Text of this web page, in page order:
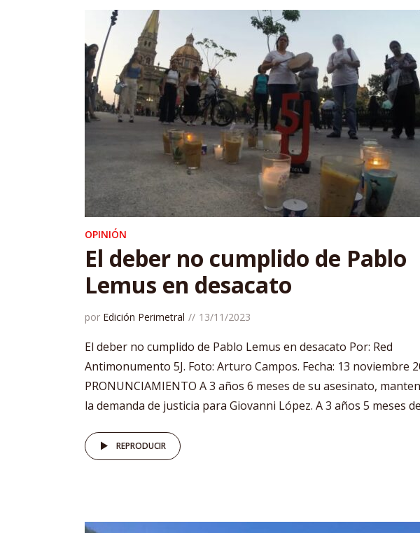
OPINIÓN
El deber no cumplido de Pablo
Lemus en desacato
por Edición Perimetral 13/11/2023
El deber no cumplido de Pablo Lemus en desacato Por: Red
Antimonumento 5J. Foto: Arturo Campos. Fecha: 13 noviembre
PRONUNCIAMIENTO A 3 años 6 meses de su asesinato,
la demanda de justicia para Giovanni López. A 3 años 5 meses
REPRODUCIR